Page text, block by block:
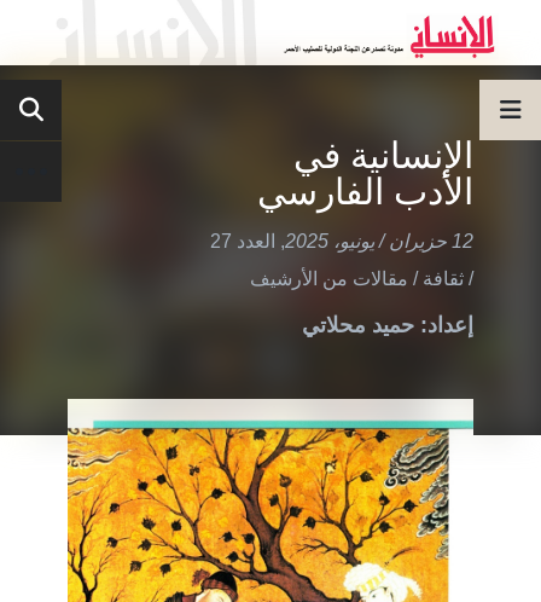
الإنسانية في
الأدب الفارسي
12 حزيران / يونيو، 2025 , العدد 27
/ ثقافة / مقالات من الأرشيف
إعداد: حميد محلاتي